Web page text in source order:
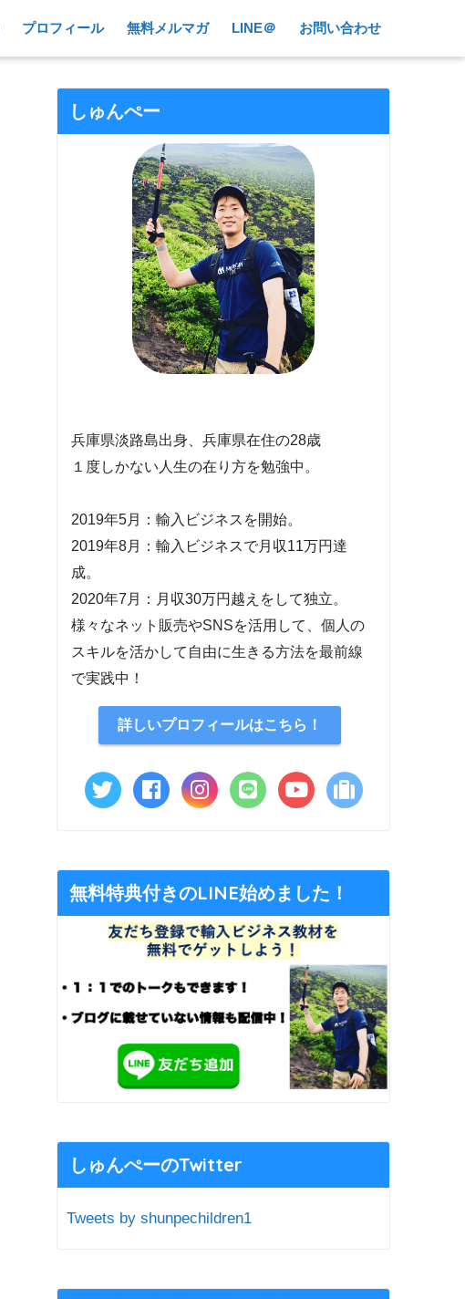
プロフィール 無料メルマガ LINE＠ お問い合わせ
しゅんぺー
兵庫県淡路島出身、兵庫県在住の28歳
１度しかない人生の在り方を勉強中。
2019年5月：輸入ビジネスを開始。
2019年8月：輸入ビジネスで月収11万円達
成。
2020年7月：月収30万円越えをして独立。
様々なネット販売やSNSを活用して、個人の
スキルを活かして自由に生きる方法を最前線
で実践中！
詳しいプロフィールはこちら！
無料特典付きのLINE始めました！
しゅんぺーのTwitter
Tweets by shunpechildren1